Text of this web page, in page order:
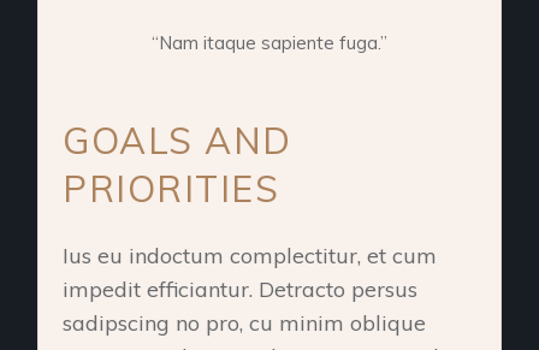
“Nam itaque sapiente fuga.”
GOALS AND
PRIORITIES
Ius eu indoctum complectitur, et cum
impedit efficiantur. Detracto persus
sadipscing no pro, cu minim oblique